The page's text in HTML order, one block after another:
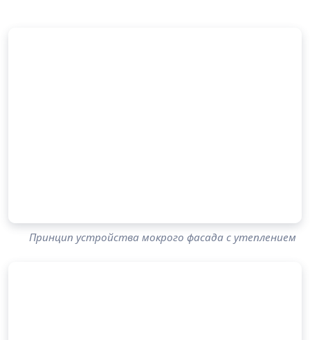
Принцип устройства мокрого фасада с утеплением